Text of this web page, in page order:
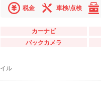
税金 車検/点検
カーナビ
バックカメラ
ル